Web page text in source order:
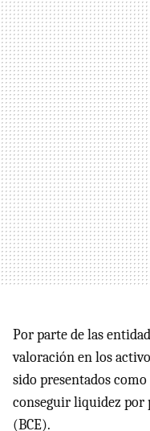
Por parte de las
valoración en los
sido presentados
conseguir liquidez por
(BCE).